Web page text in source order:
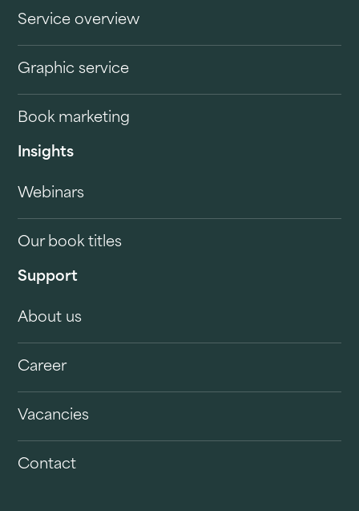
Service overview
Graphic service
Book marketing
Insights
Webinars
Our book titles
Support
About us
Career
Vacancies
Contact